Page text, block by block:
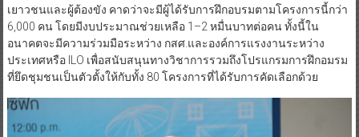
เยาวชนและผู้ต้องขัง คาดว่าจะมีผู้ได้รับการฝึกอบรมตามโครงการนี้กว่า
6,000 คน โดยมีงบประมาณช่วยเหลือ 1–2 หมื่นบาทต่อคน ทั้งนี้ใน
อนาคตจะมีความร่วมมือระหว่าง กสศ.และองค์การแรงงานระหว่าง
ประเทศหรือ ILO เพื่อสนับสนุนทางวิชาการรวมถึงโปรแกรมการฝึกอมรม
ที่ยึดชุมชนเป็นตัวตั้งให้กับทั้ง 80 โครงการที่ได้รับการคัดเลือกด้วย